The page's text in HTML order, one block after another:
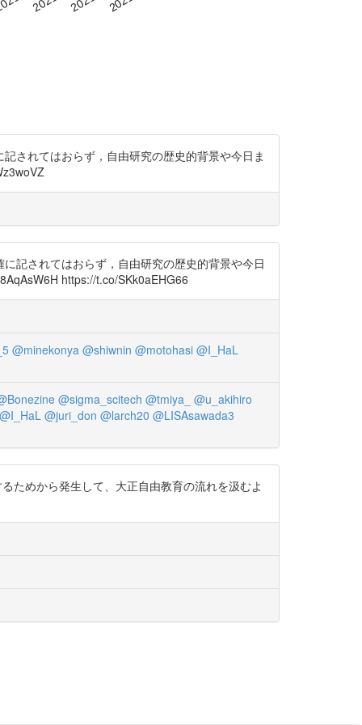
されてはおらず，自由研究の歴史的背景や今日ま
記されてはおらず，自由研究の歴史的背景や今日
https://t.co/SKk0aEHG66
@minekonya @shiwnin @motohasi @I_HaL
@sigma_scitech @tmiya_
@u_akihiro
@I_HaL @juri_don @larch20 @LISAsawada3
ためから発生して、大正自由教育の流れを汲むよ